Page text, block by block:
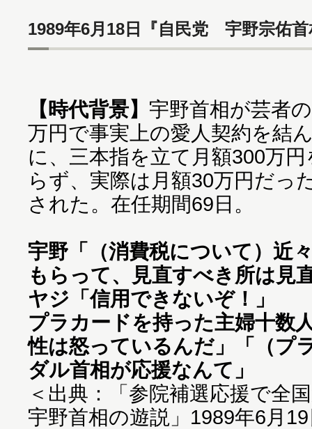
1989年6月18日『自民党 宇野宗佑首
【時代背景】 宇野首相が芸者
万円で事実上の愛人契約を結
に、三本指を立て月額300万
らず、実際は月額30万円だっ
された。在任期間69日。
宇野 「（消費税について）近
もらって、見直すべき所は見
ヤジ 「信用できないぞ！」
プラカードを持った主婦十数
性は怒っているんだ」「（プ
ダル首相が応援なんて」
＜出典：「参院補選応援で
宇野首相の遊説」1989年6